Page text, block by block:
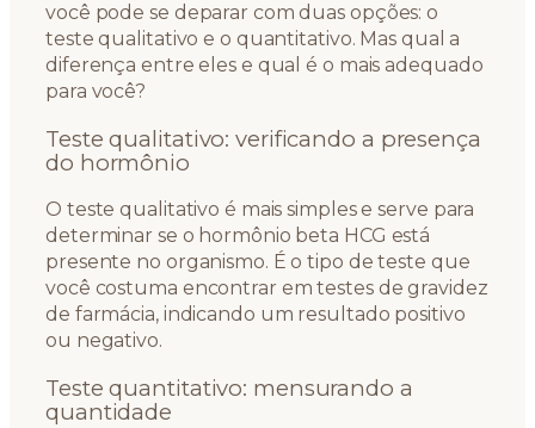
você pode se deparar com duas opções: o
teste qualitativo e o quantitativo. Mas qual a
diferença entre eles e qual é o mais adequado
para você?
Teste qualitativo: verificando a presença
do hormônio
O teste qualitativo é mais simples e serve para
determinar se o hormônio beta HCG está
presente no organismo. É o tipo de teste que
você costuma encontrar em testes de gravidez
de farmácia, indicando um resultado positivo
ou negativo.
Teste quantitativo: mensurando a
quantidade